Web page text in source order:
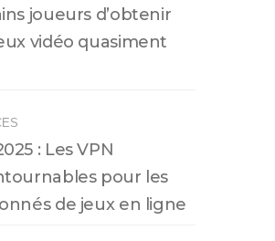
joueurs d’obtenir
vidéo quasiment
: Les VPN
pour les
de jeux en ligne